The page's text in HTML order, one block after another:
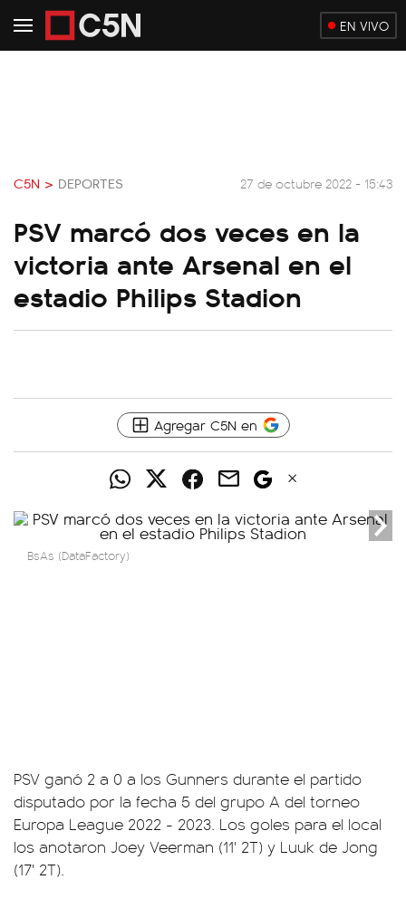
EN VIVO
C5N > DEPORTES 27 de octubre 2022 - 15:43
PSV marcó dos veces en la
victoria ante Arsenal en el
estadio Philips Stadion
Agregar C5N en
BsAs (DataFactory)
PSV ganó 2 a 0 a los Gunners durante el partido
disputado por la fecha 5 del grupo A del torneo
Europa League 2022 - 2023. Los goles para el local
los anotaron Joey Veerman (11' 2T) y Luuk de Jong
(17' 2T).